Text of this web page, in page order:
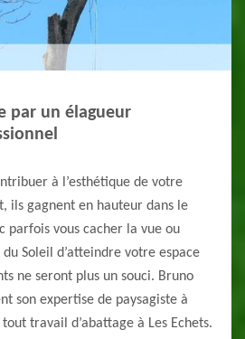
par un élagueur
à l’esthétique de votre
ils gagnent en hauteur dans le
parfois vous cacher la vue ou
Soleil d’atteindre votre espace
ne seront plus un souci. Bruno
son expertise de paysagiste à
travail d’abattage à Les Echets.